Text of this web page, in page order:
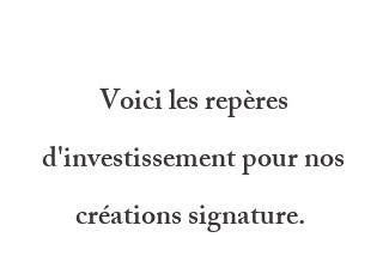
Voici les repères
d'investissement pour nos
créations signature.